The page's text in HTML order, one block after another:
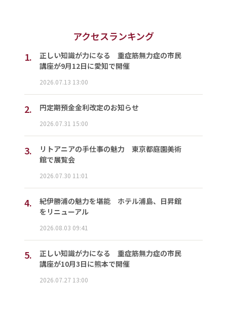
アクセスランキング
1.
正しい知識が力になる 重症筋無力症の市民
講座が9月12日に愛知で開催
2026.07.13 13:00
2. 円定期預金金利改定のお知らせ
2026.07.31 15:00
3.
リトアニアの手仕事の魅力 東京都庭園美術
館で展覧会
2026.07.30 11:01
4.
紀伊勝浦の魅力を堪能 ホテル浦島、日昇館
をリニューアル
2026.08.03 09:41
5.
正しい知識が力になる 重症筋無力症の市民
講座が10月3日に熊本で開催
2026.07.27 13:00